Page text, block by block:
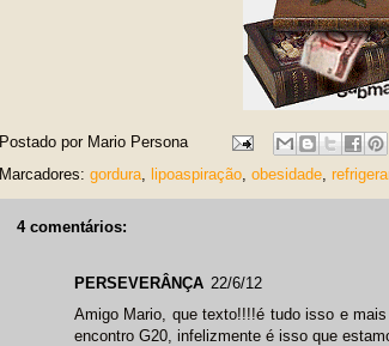
Postado por Mario Persona
Marcadores: gordura lipoaspiração obesidade
4 comentários:
PERSEVERÂNÇA 22/6/12
Amigo Mario, que texto!!!!é tudo isso e
encontro G20, infelizmente é isso que